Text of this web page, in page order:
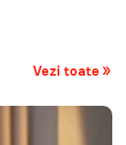
Vezi toate